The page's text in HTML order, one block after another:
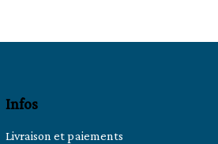
Infos
Livraison et paiements